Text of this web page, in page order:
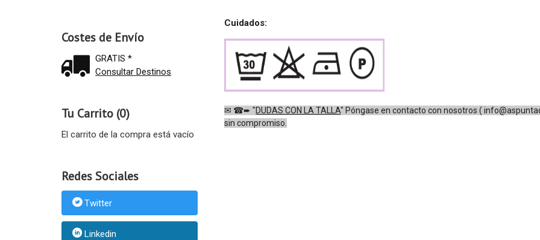
Costes de Envío
GRATIS *
Consultar Destinos
Tu Carrito (0)
El carrito de la compra está vacío
Redes Sociales
Twitter
Linkedin
Cuidados:
✉ ☎➨"DUDAS CON LA TALLA"Póngase en contacto con nosotros (
sin compromiso.